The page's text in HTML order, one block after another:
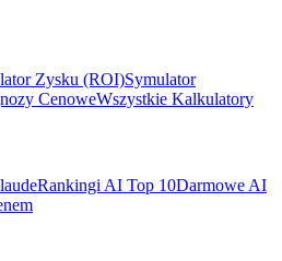
Zysku (ROI)Symulator
CenoweWszystkie Kalkulatory
Rankingi AI Top 10Darmowe AI